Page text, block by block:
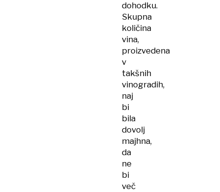
dohodku.
Skupna
količina
vina,
proizvedena
v
takšnih
vinogradih,
naj
bi
bila
dovolj
majhna,
da
ne
bi
več